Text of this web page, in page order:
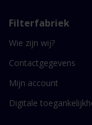
Filterfabriek
Wie zijn wij?
Contactgegevens
Mijn account
Digitale